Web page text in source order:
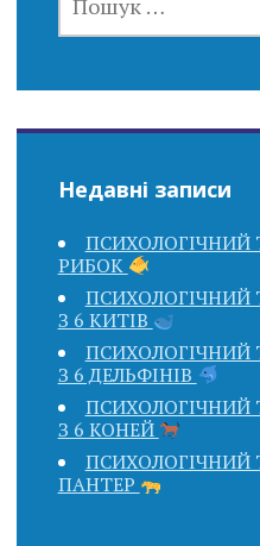
Недавні записи
ПСИХОЛОГІЧНИЙ
РИБОК
ПСИХОЛОГІЧНИЙ
З 6 КИТІВ
ПСИХОЛОГІЧНИЙ
З 6 ДЕЛЬФІНІВ
ПСИХОЛОГІЧНИЙ
З 6 КОНЕЙ
ПСИХОЛОГІЧНИЙ
ПАНТЕР